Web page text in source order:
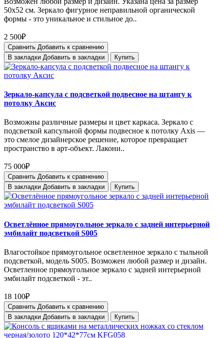
50х52 см. Зеркало фигурное неправильной органической
формы - это уникальное и стильное до..
2 500₽
Сравнить Добавить к сравнению
В закладки Добавить в закладки Купить
Зеркало-капсула с подсветкой подвесное на штангу к
потолку Аксиc
Возможны различные размеры и цвет каркаса. Зеркало с
подсветкой капсульной формы подвесное к потолку Axis —
это смелое дизайнерское решение, которое превращает
пространство в арт-объект. Лакони..
75 000₽
Сравнить Добавить к сравнению
В закладки Добавить в закладки Купить
Осветлённое прямоугольное зеркало с задней интерьерной
эмбилайт подсветкой S005
Влагостойкое прямоугольное осветленное зеркало с тыльной
подсветкой, модель S005. Возможен любой размер и дизайн.
Осветленное прямоугольное зеркало с задней интерьерной
эмбилайт подсветкой - эт..
18 100₽
Сравнить Добавить к сравнению
В закладки Добавить в закладки Купить